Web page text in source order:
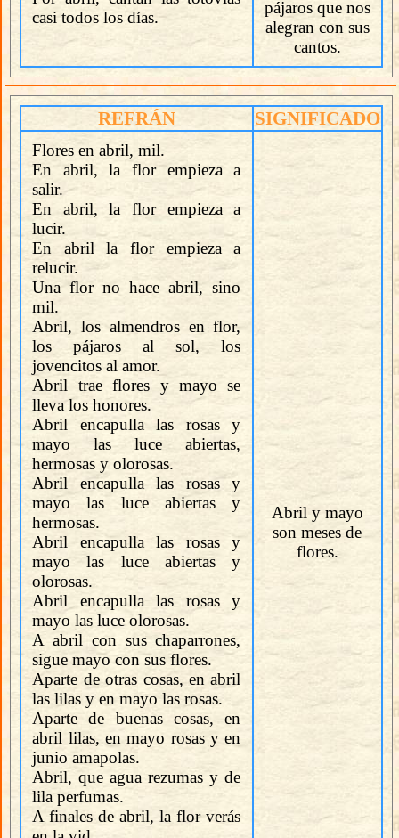
casi todos los días.
pájaros que nos
alegran con sus
cantos.
REFRÁN SIGNIFICADO
Flores en abril, mil.
En abril, la flor empieza a
salir.
En abril, la flor empieza a
lucir.
En abril la flor empieza a
relucir.
Una flor no hace abril, sino
mil.
Abril, los almendros en flor,
los pájaros al sol, los
jovencitos al amor.
Abril trae flores y mayo se
lleva los honores.
Abril encapulla las rosas y
mayo las luce abiertas,
hermosas y olorosas.
Abril encapulla las rosas y
mayo las luce abiertas y
hermosas.
Abril encapulla las rosas y
mayo las luce abiertas y
olorosas.
Abril encapulla las rosas y
mayo las luce olorosas.
A abril con sus chaparrones,
sigue mayo con sus flores.
Aparte de otras cosas, en abril
las lilas y en mayo las rosas.
Aparte de buenas cosas, en
abril lilas, en mayo rosas y en
junio amapolas.
Abril, que agua rezumas y de
lila perfumas.
A finales de abril, la flor verás
Abril y mayo
son meses de
flores.